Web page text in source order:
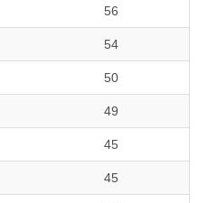
56
54
50
49
45
45